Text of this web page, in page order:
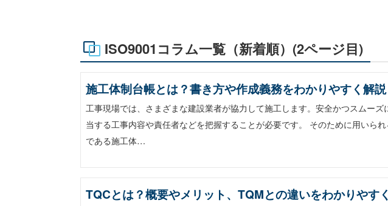
ISO9001コラム一覧（新着順）(2ページ目)
施工体制台帳とは？書き方や作成義務をわかりやすく解説
工事現場では、さまざまな建設業者が協力して施工します。安全かつスムー
当する工事内容や責任者などを把握することが必要です。 そのために用いら
である施工体…
TQCとは？概要やメリット、TQMとの違いをわかりやす